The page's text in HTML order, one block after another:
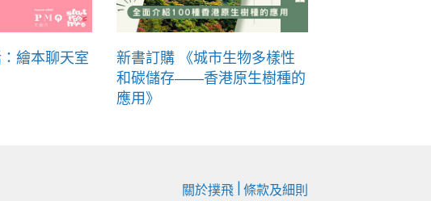
繪本聊天室
新書訂購 《城市生物多樣性
和碳儲存——香港原生樹種的
應用》
關於撲飛 條款及細則